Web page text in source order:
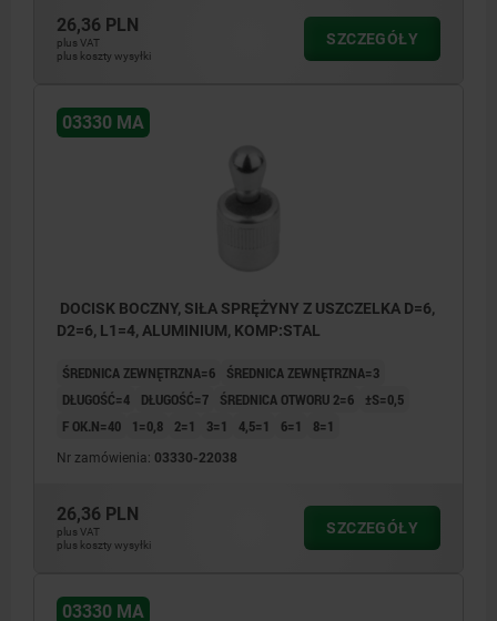
26,36 PLN
plus VAT
plus koszty wysyłki
SZCZEGÓŁY
03330 MA
DOCISK BOCZNY, SIŁA SPRĘŻYNY Z USZCZELKA D=6,
D2=6, L1=4, ALUMINIUM, KOMP:STAL
ŚREDNICA ZEWNĘTRZNA=6
ŚREDNICA ZEWNĘTRZNA=3
DŁUGOŚĆ=4
DŁUGOŚĆ=7 ŚREDNICA OTWORU 2=6
±S=0,5
F OK.N=40
1=0,8 2=1 3=1 4,5=1 6=1 8=1
Nr zamówienia: 03330-22038
26,36 PLN
plus VAT
plus koszty wysyłki
SZCZEGÓŁY
03330 MA